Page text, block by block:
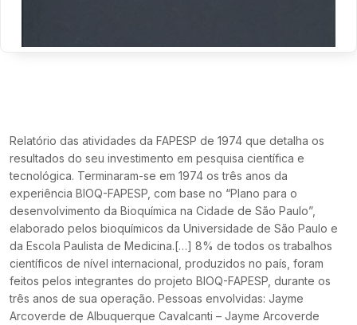
Relatório das atividades da FAPESP de 1974 que detalha os
resultados do seu investimento em pesquisa científica e
tecnológica. Terminaram-se em 1974 os três anos da
experiência BIOQ-FAPESP, com base no “Plano para o
desenvolvimento da Bioquímica na Cidade de São Paulo”,
elaborado pelos bioquímicos da Universidade de São Paulo e
da Escola Paulista de Medicina.[…] 8% de todos os trabalhos
científicos de nível internacional, produzidos no país, foram
feitos pelos integrantes do projeto BIOQ-FAPESP, durante os
três anos de sua operação. Pessoas envolvidas: Jayme
Arcoverde de Albuquerque Cavalcanti – Jayme Arcoverde